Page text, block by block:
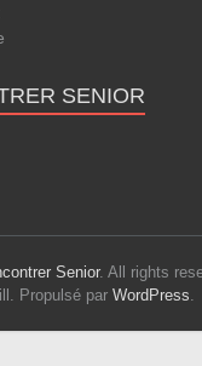
SENIOR
Senior. All rights
Propulsé par WordPress